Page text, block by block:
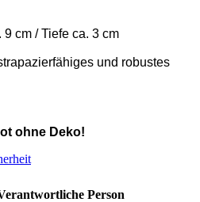
cm / Tiefe ca. 3 cm
und robustes
ohne Deko!
Person